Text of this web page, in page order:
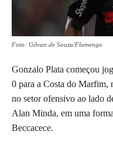
Foto: Gilvan de Souza/Flamengo
Gonzalo Plata começou
0 para a Costa do Marfim,
no setor ofensivo ao lado
Alan Minda, em uma
Beccacece.